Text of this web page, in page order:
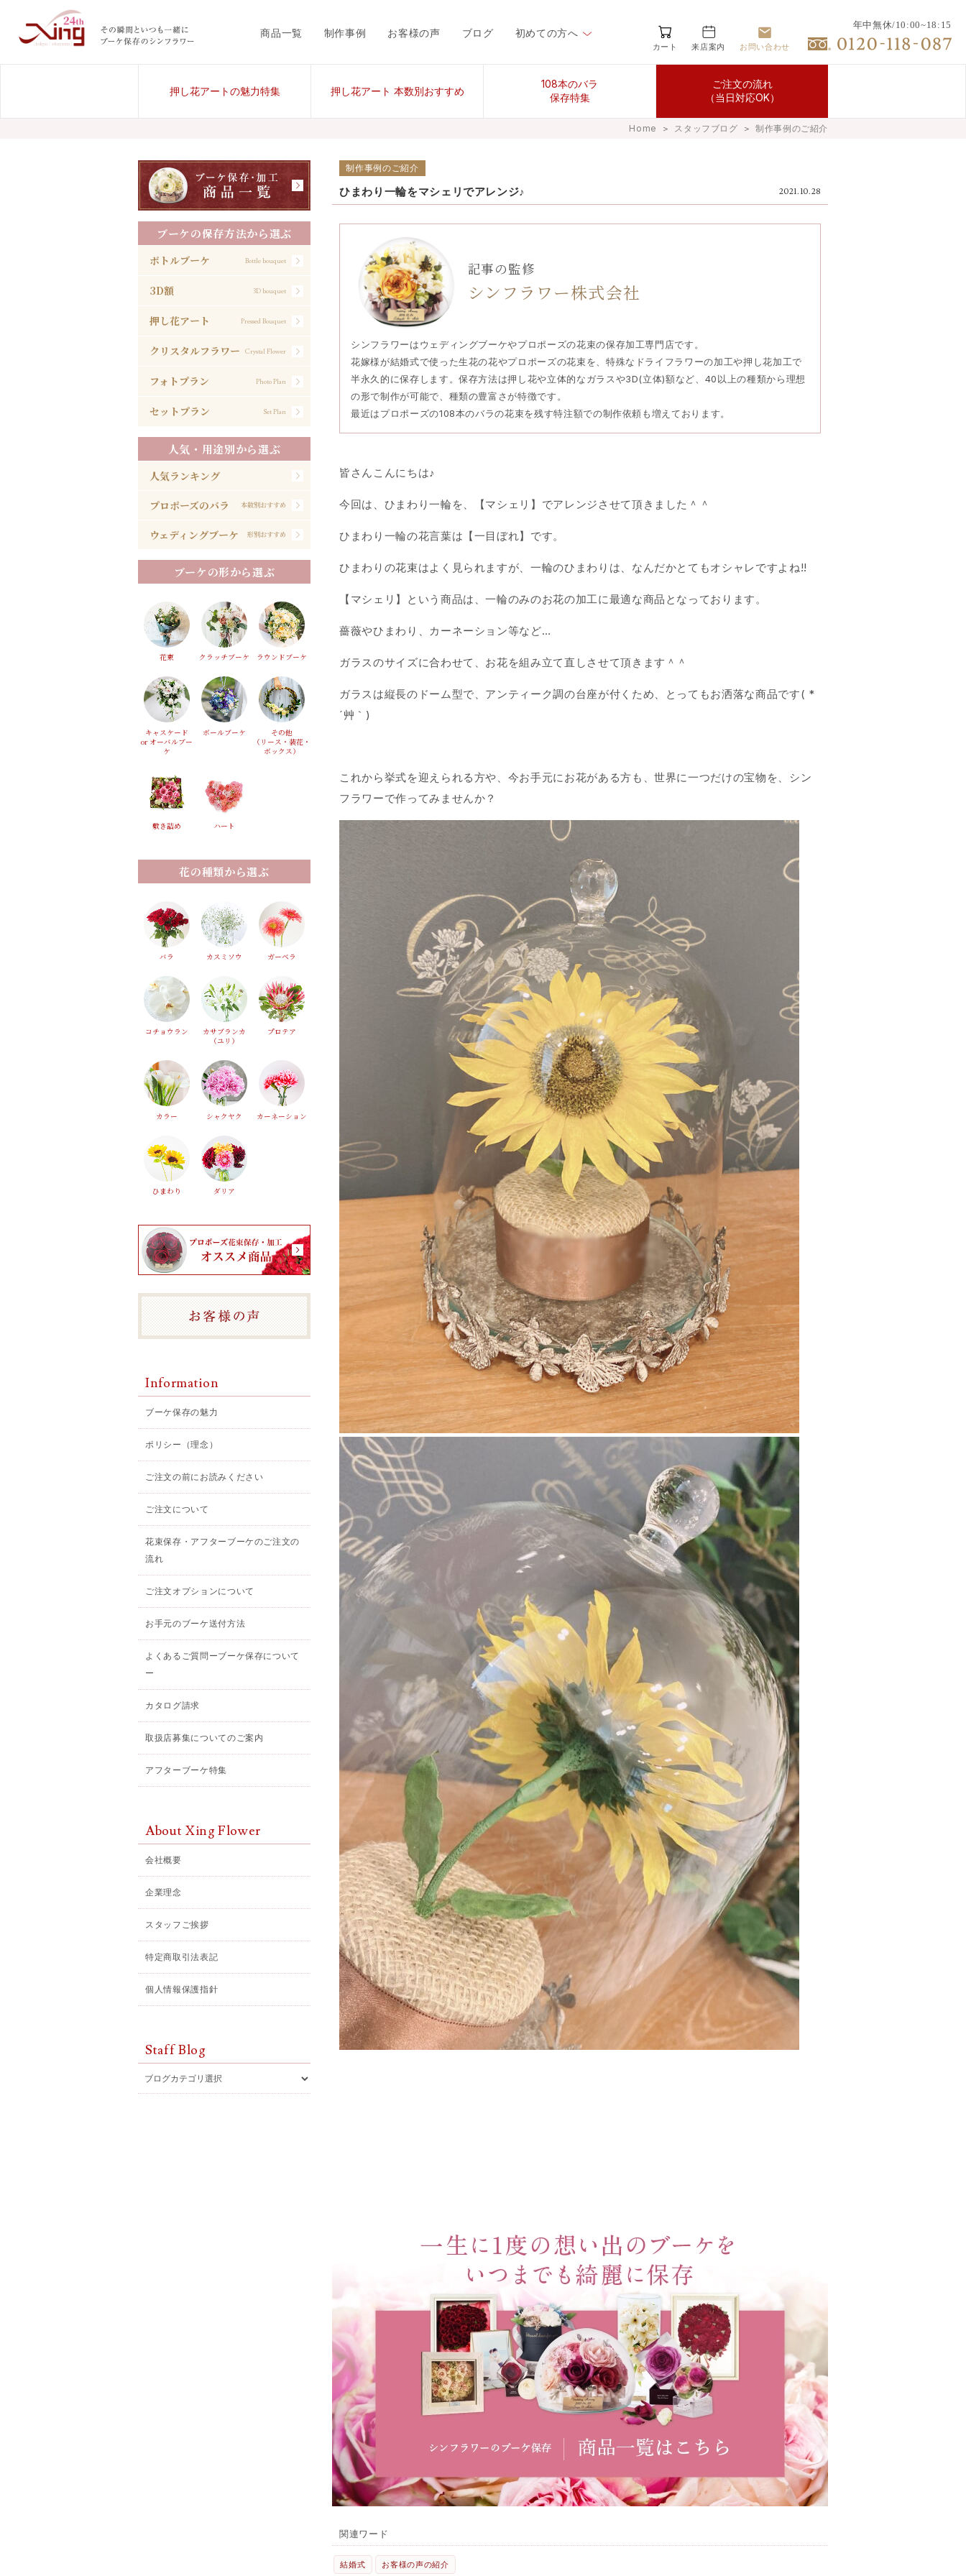
商品一覧 制作事例 お客様の声 ブログ 初めての方へ
カート 来店案内 お問い合わせ
年中無休/10:00~18:15
押し花アートの魅力特集 押し花アート 本数別おすすめ
108本のバラ
保存特集
ご注文の流れ
（当日対応OK）
Home ＞ スタッフブログ ＞ 制作事例のご紹介
制作事例のご紹介
2021.10.28
ひまわり一輪をマシェリでアレンジ♪
記事の監修
シンフラワー株式会社
シンフラワーはウェディングブーケやプロポーズの花束の保存加工専門店です。
花嫁様が結婚式で使った生花の花やプロポーズの花束を、特殊なドライフラワーの加工や押し花加工で
半永久的に保存します。保存方法は押し花や立体的なガラスや3D(立体)額など、40以上の種類から理想
の形で制作が可能で、種類の豊富さが特徴です。
最近はプロポーズの108本のバラの花束を残す特注額での制作依頼も増えております。
皆さんこんにちは♪
今回は、ひまわり一輪を、【マシェリ】でアレンジさせて頂きました＾＾
ひまわり一輪の花言葉は【一目ぼれ】です。
ひまわりの花束はよく見られますが、一輪のひまわりは、なんだかとてもオシャレですよね!!
【マシェリ】という商品は、一輪のみのお花の加工に最適な商品となっております。
薔薇やひまわり、カーネーション等など…
ガラスのサイズに合わせて、お花を組み立て直しさせて頂きます＾＾
ガラスは縦長のドーム型で、アンティーク調の台座が付くため、とってもお洒落な商品です( *
´艸｀)
これから挙式を迎えられる方や、今お手元にお花がある方も、世界に一つだけの宝物を、シン
フラワーで作ってみませんか？
関連ワード
結婚式 お客様の声の紹介
ブーケの保存方法から選ぶ
ボトルブーケ Bottle bouquet
3D額 3D bouquet
押し花アート Pressed Bouquet
クリスタルフラワー Crystal Flower
フォトプラン Photo Plan
セットプラン Set Plan
人気・用途別から選ぶ
人気ランキング
プロポーズのバラ 本数別おすすめ
ウェディングブーケ 形別おすすめ
ブーケの形から選ぶ
花束 クラッチブーケ ラウンドブーケ
キャスケード
or オーバルブー
ケ
ボールブーケ
その他
（リース・装花・
ボックス）
敷き詰め ハート
花の種類から選ぶ
バラ カスミソウ ガーベラ
コチョウラン
カサブランカ
（ユリ）
プロテア
カラー シャクヤク カーネーション
ひまわり ダリア
Information
ブーケ保存の魅力
ポリシー（理念）
ご注文の前にお読みください
ご注文について
花束保存・アフターブーケのご注文の
流れ
ご注文オプションについて
お手元のブーケ送付方法
よくあるご質問ーブーケ保存について
ー
カタログ請求
取扱店募集についてのご案内
アフターブーケ特集
About Xing Flower
会社概要
企業理念
スタッフご挨拶
特定商取引法表記
個人情報保護指針
Staff Blog